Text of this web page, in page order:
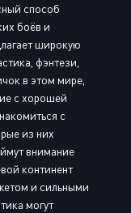
способ
боёв и
широкую
фэнтези,
в этом мире,
с хорошей
с
из них
внимание
континент
и сильными
могут